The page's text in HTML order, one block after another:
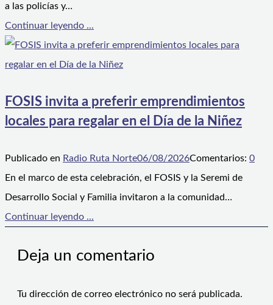
a las policías y…
Continuar leyendo ...
FOSIS invita a preferir emprendimientos
locales para regalar en el Día de la Niñez
Publicado en Radio Ruta Norte06/08/2026Comentarios: 0
En el marco de esta celebración, el FOSIS y la Seremi de
Desarrollo Social y Familia invitaron a la comunidad…
Continuar leyendo ...
Deja un comentario
Tu dirección de correo electrónico no será publicada.